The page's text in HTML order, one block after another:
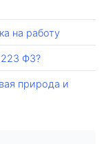
на работу
223 ФЗ?
природа и